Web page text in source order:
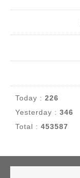
Today : 226
Yesterday : 346
Total : 453587